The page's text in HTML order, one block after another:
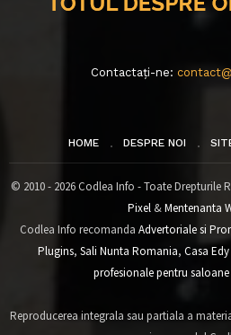
Contactați-ne:
HOME DESPRE NOI
© 2010 - 2026 Codlea Info - Toate Drepturile
Pixel&Mentenanta
Codlea Info recomanda Advertoriale si
Plugins, Sali Nunta Romania, Casa
profesionale pentru saloane
Reproducerea integrala sau partiala a